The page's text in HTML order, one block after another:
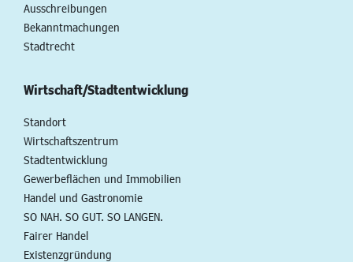
Ausschreibungen
Bekanntmachungen
Stadtrecht
Wirtschaft/Stadtentwicklung
Standort
Wirtschaftszentrum
Stadtentwicklung
Gewerbeflächen und Immobilien
Handel und Gastronomie
SO NAH. SO GUT. SO LANGEN.
Fairer Handel
Existenzgründung